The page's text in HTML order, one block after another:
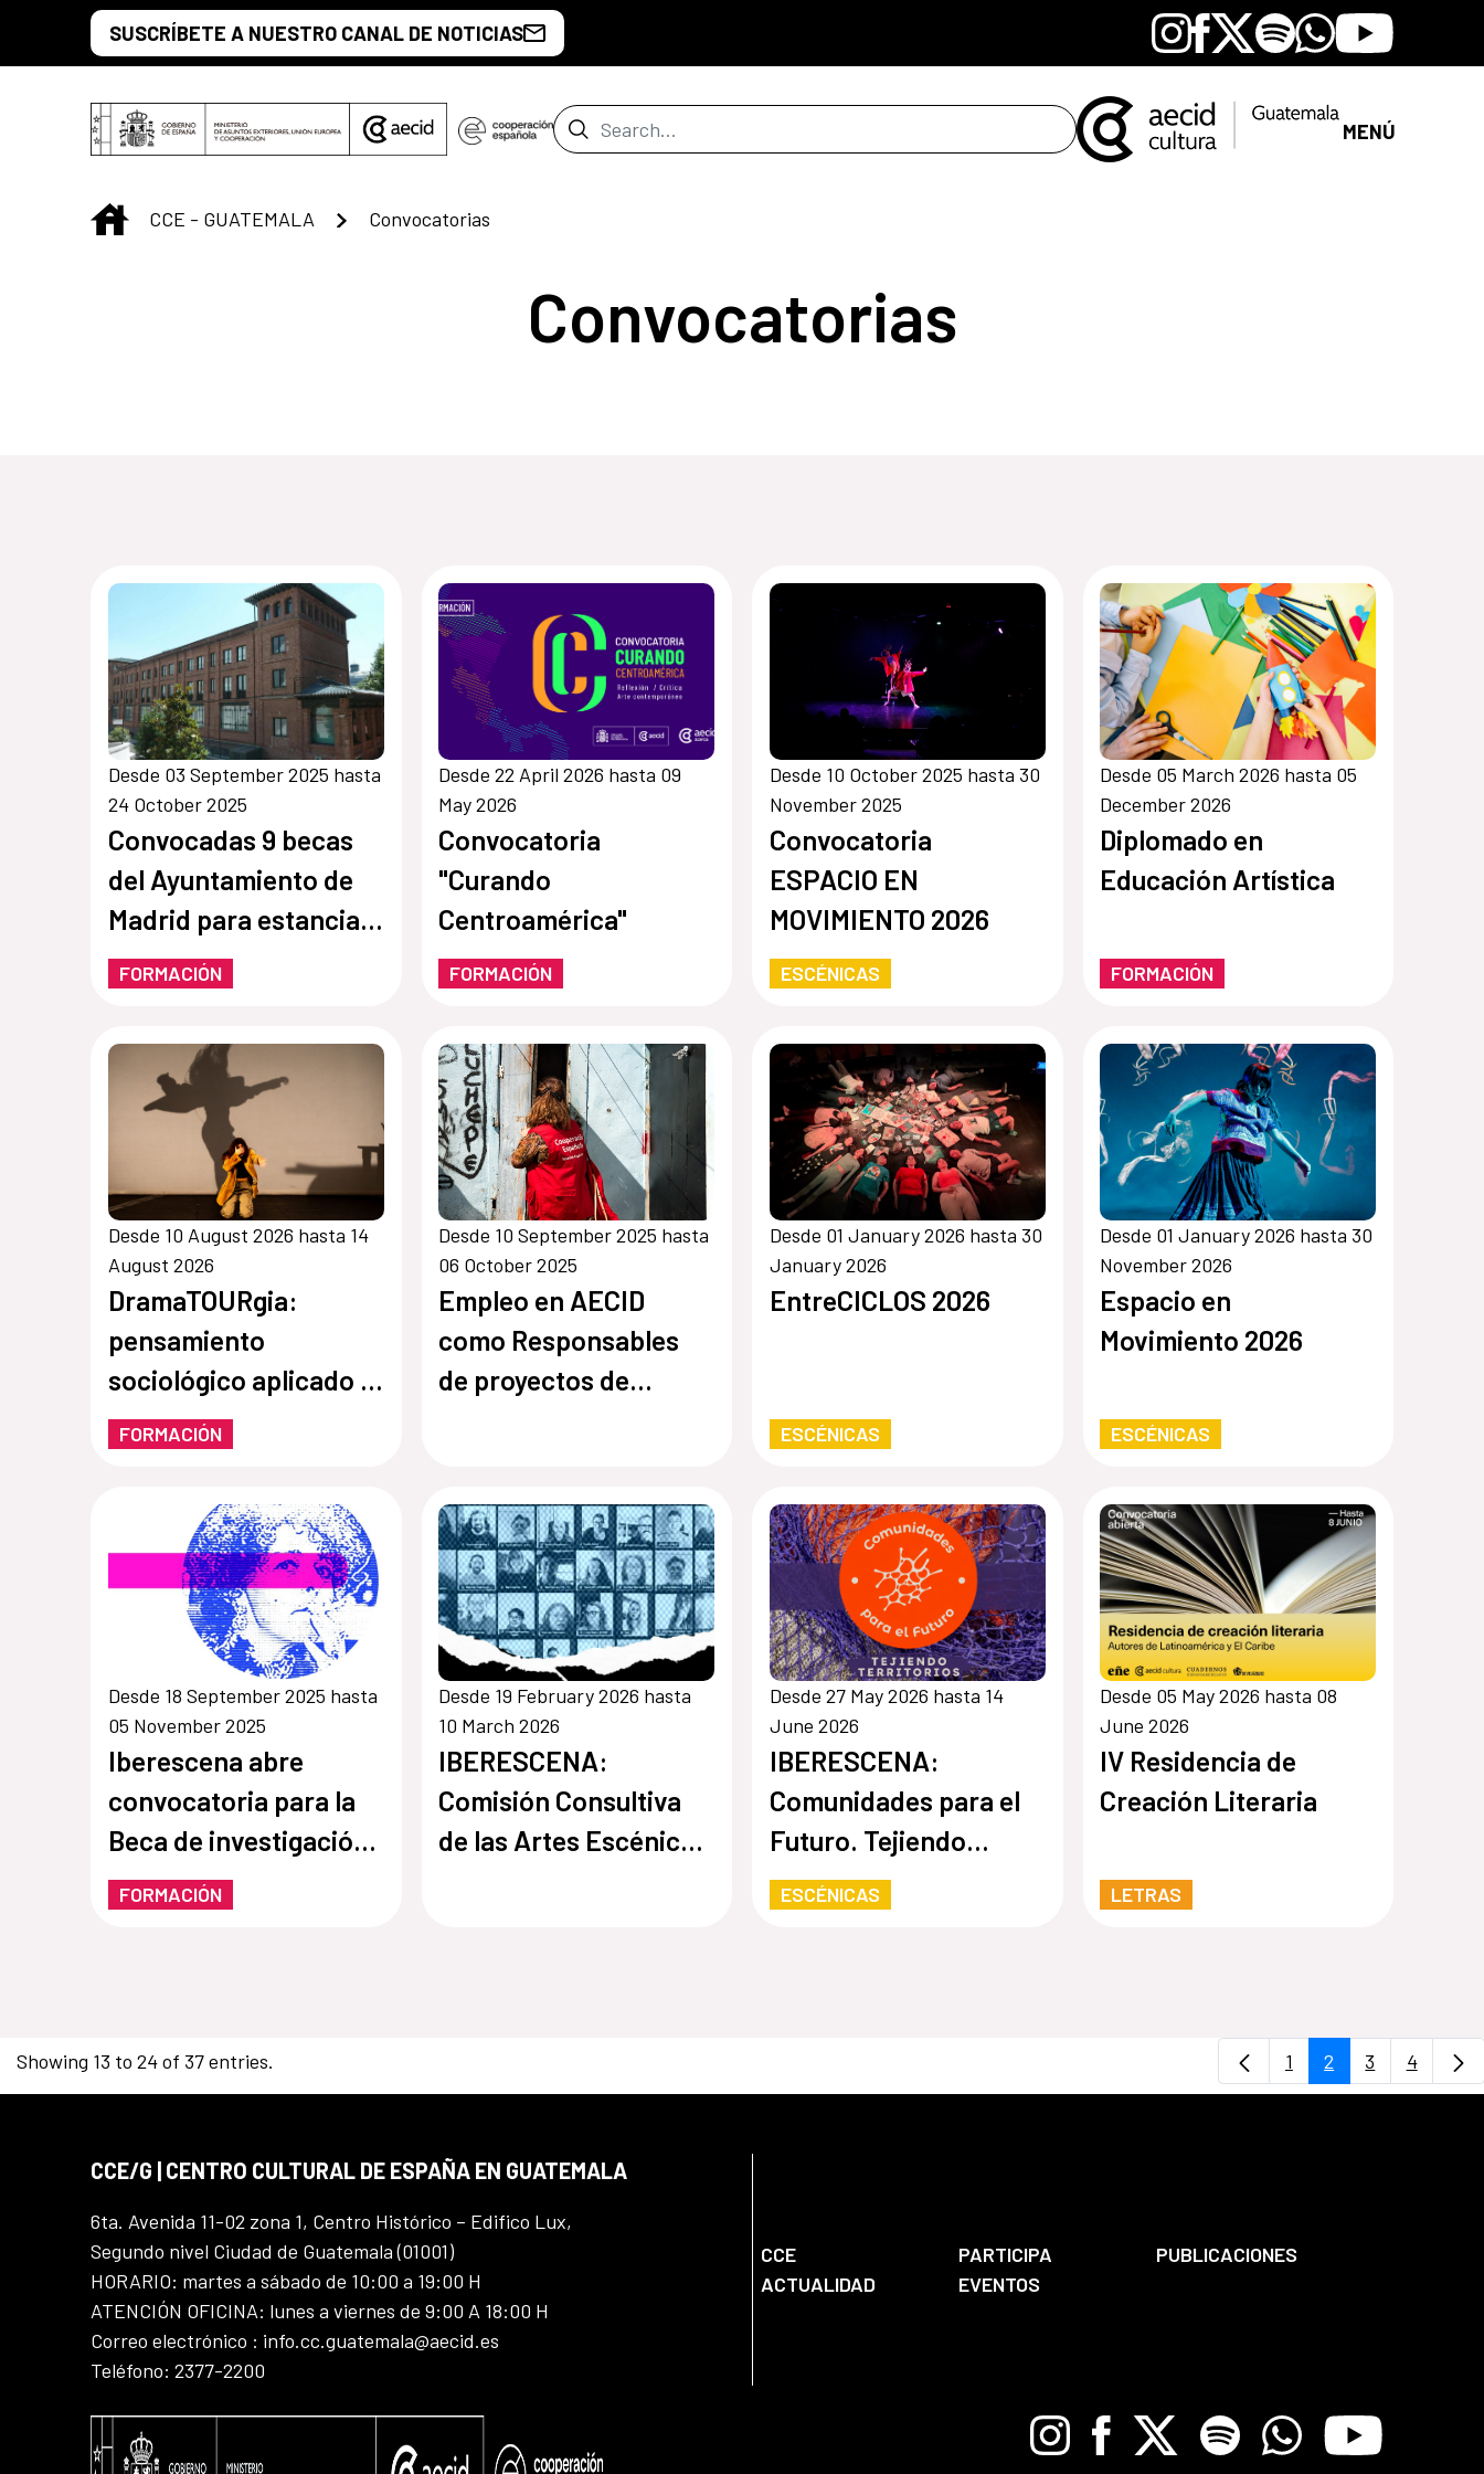
Skip to Main ContentSUSCRÍBETE A NUESTRO CANAL DE NOTICIAS Instagram
Facebook
X SpotifyWhatsapp
Youtube
Search Bar MENÚ
INICIO
CCE - GUATEMALA Convocatorias
Convocatorias
Desde 03 September 2025 hasta
24 October 2025
Convocadas 9 becas
del Ayuntamiento de
Madrid para estancia
en la Residencia de
Estudiantes
FORMACIÓN
Desde 22 April 2026 hasta 09
May 2026
Convocatoria
"Curando
Centroamérica"
FORMACIÓN
Desde 10 October 2025 hasta 30
November 2025
Convocatoria
ESPACIO EN
MOVIMIENTO 2026
ESCÉNICAS
Desde 05 March 2026 hasta 05
December 2026
Diplomado en
Educación Artística
FORMACIÓN
Desde 10 August 2026 hasta 14
August 2026
DramaTOURgia:
pensamiento
sociológico aplicado a
la creación escénica
FORMACIÓN
Desde 10 September 2025 hasta
06 October 2025
Empleo en AECID
como Responsables
de proyectos de
Desde 01 January 2026 hasta 30
January 2026
EntreCICLOS 2026
ESCÉNICAS
Desde 01 January 2026 hasta 30
November 2026
Espacio en
Movimiento 2026
ESCÉNICAS
Desde 18 September 2025 hasta
05 November 2025
Iberescena abre
convocatoria para la
Beca de investigación
Magaly Muguecia
2025-2027
FORMACIÓN
Desde 19 February 2026 hasta
10 March 2026
IBERESCENA:
Comisión Consultiva
de las Artes Escénicas
Desde 27 May 2026 hasta 14
June 2026
IBERESCENA:
Comunidades para el
Futuro. Tejiendo
territorios
ESCÉNICAS
Desde 05 May 2026 hasta 08
June 2026
IV Residencia de
Creación Literaria
LETRAS
Showing 13 to 24 of 37 entries. Page
1 Page
2 Page
3 Page
4
CCE/G | CENTRO CULTURAL DE ESPAÑA EN GUATEMALA
6ta. Avenida 11-02 zona 1, Centro Histórico – Edifico Lux,
Segundo nivel Ciudad de Guatemala (01001)
HORARIO: martes a sábado de 10:00 a 19:00 H
ATENCIÓN OFICINA: lunes a viernes de 9:00 A 18:00 H
Correo electrónico : info.cc.guatemala@aecid.es
Teléfono: 2377-2200
CCE PARTICIPA
PUBLICACIONES
ACTUALIDAD
EVENTOS
InstagramFacebook
X Spotify WhatsappYoutube